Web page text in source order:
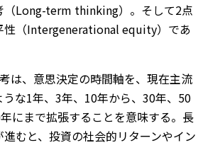
（Long-term thinking）。そして2点
性（Intergenerational equity）であ
は、意思決定の時間軸を、現在主流
うな1年、3年、10年から、30年、50
にまで拡張することを意味する。長
むと、投資の社会的リターンやイン